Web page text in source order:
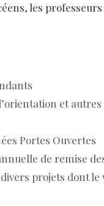
les
et
Portes Ouvertes
de remise
projets dont le